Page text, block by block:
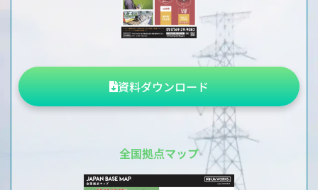
資料ダウンロード
全国拠点マップ